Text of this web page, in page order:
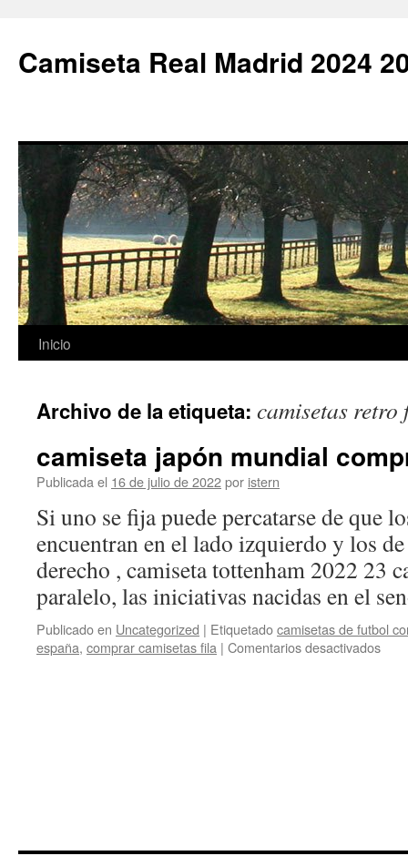
Camiseta Real Madrid 2024
Saltar
contenido
Inicio
Archivo de la etiqueta: camisetas retro
camiseta japón mundial
Publicada el 16 de julio de 2022por istern
Si uno se fija puede percatarse de que
encuentran en el lado izquierdo y los
derecho , camiseta tottenham 2022 23
paralelo, las iniciativas nacidas en el
Publicado en Uncategorized | Etiquetadocamisetas de futbol
españa, comprar camisetas fila | Comentarios desactivadosen